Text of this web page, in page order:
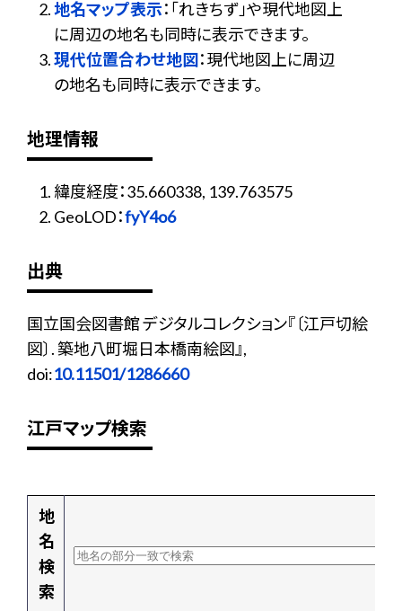
地名マップ表示：「れきちず」や現代地図上
に周辺の地名も同時に表示できます。
現代位置合わせ地図：現代地図上に周辺
の地名も同時に表示できます。
地理情報
緯度経度：35.660338, 139.763575
GeoLOD：fyY4o6
出典
国立国会図書館 デジタルコレクション『〔江戸切絵
図〕. 築地八町堀日本橋南絵図』,
doi:10.11501/1286660
江戸マップ検索
地
名
検
索